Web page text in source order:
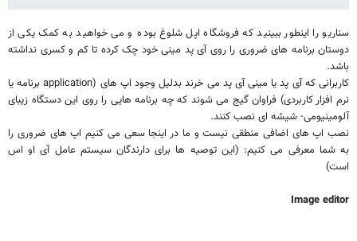
سناریو را اینطور ببینید که فروشگاه اپل شلوغ بوده و می خواهید به کمک یکی از
دوستان برنامه های ضروری را روی آی پد مینی خود چک کرده تا کم و کسری نداشته
باشد.
کاربرانی که آی پد یا مینی آی پد می خرند بدلیل وجود اپ های (applicationبرنامه یا
نرم افزار کاربردی) فراوان گیج می شوند که چه برنامه هایی را روی این دستگاه زیبای
آلومینیومی- شیشه ای نصب کنند.
نصب اپ های اضافی منطقی نیست و ما در اینجا سعی می کنیم اپ های ضروری را
به شما معرفی می کنیم: (این توصیه ها برای دارندگان سیستم عامل آی او اس
است)
Image editor